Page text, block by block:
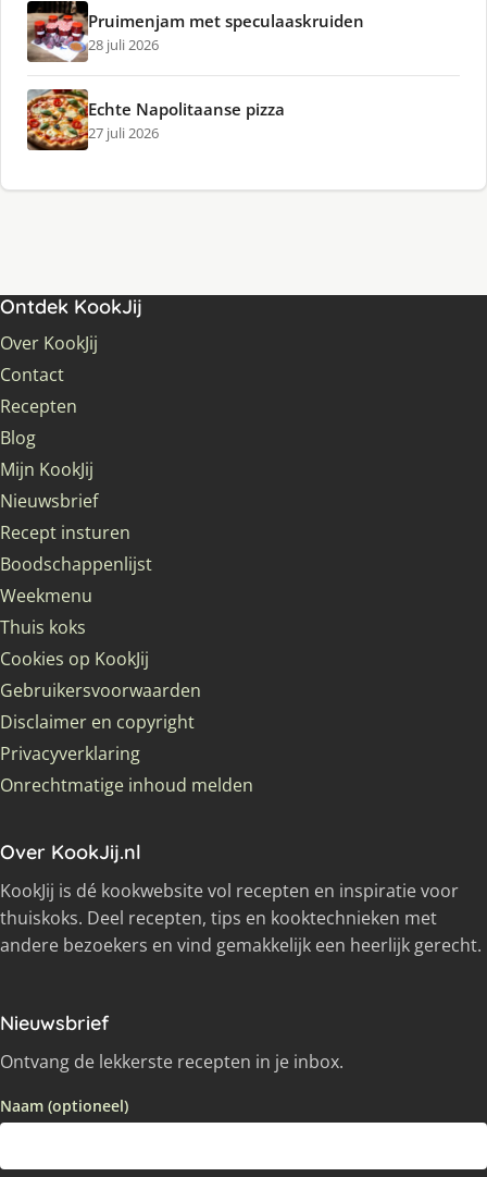
Pruimenjam met speculaaskruiden
28 juli 2026
Echte Napolitaanse pizza
27 juli 2026
Ontdek KookJij
Over KookJij
Contact
Recepten
Blog
Mijn KookJij
Nieuwsbrief
Recept insturen
Boodschappenlijst
Weekmenu
Thuis koks
Cookies op KookJij
Gebruikersvoorwaarden
Disclaimer en copyright
Privacyverklaring
Onrechtmatige inhoud melden
Over KookJij.nl
KookJij is dé kookwebsite vol recepten en inspiratie voor
thuiskoks. Deel recepten, tips en kooktechnieken met
andere bezoekers en vind gemakkelijk een heerlijk gerecht.
Nieuwsbrief
Ontvang de lekkerste recepten in je inbox.
Naam (optioneel)